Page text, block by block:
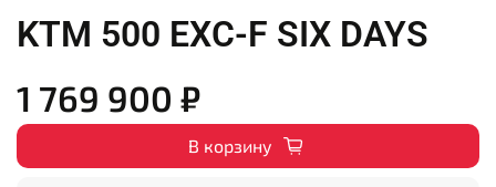
KTM 500 EXC-F SIX DAYS
1 769 900 ₽
В корзину